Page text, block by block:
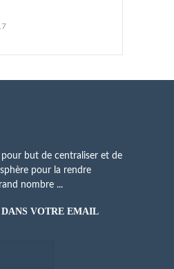
but de centraliser et de
pour la rendre
nombre ...
VOTRE EMAIL